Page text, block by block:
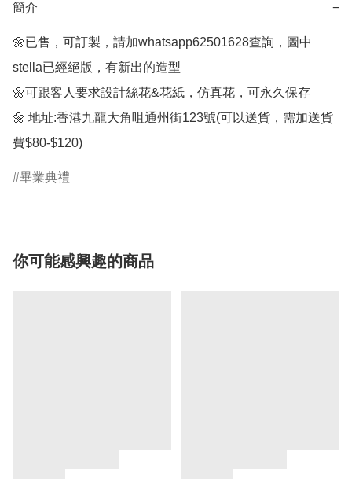
簡介 −
🌼已售，可訂製，請加whatsapp62501628查詢，圖中
stella已經絕版，有新出的造型
🌼可跟客人要求設計絲花&花紙，仿真花，可永久保存
🌼 地址:香港九龍大角咀通州街123號(可以送貨，需加送貨
費$80-$120)
畢業典禮
你可能感興趣的商品